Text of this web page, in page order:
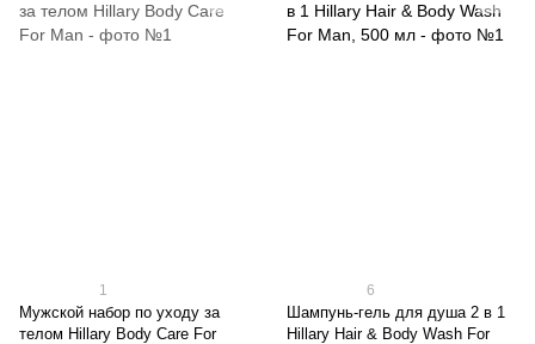
1
Мужской набор по уходу за
телом Hillary Вody Care For
6
Шампунь-гель для душа 2 в 1
Hillary Hair & Вody Wash For